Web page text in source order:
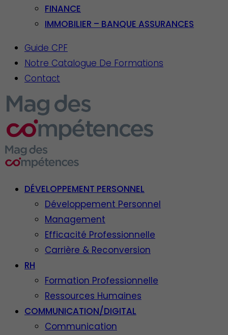
FINANCE
IMMOBILIER – BANQUE ASSURANCES
Guide CPF
Notre Catalogue De Formations
Contact
DÉVELOPPEMENT PERSONNEL
Développement Personnel
Management
Efficacité Professionnelle
Carrière & Reconversion
RH
Formation Professionnelle
Ressources Humaines
COMMUNICATION/DIGITAL
Communication